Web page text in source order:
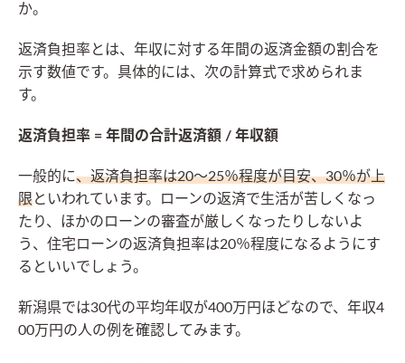
か。
返済負担率とは、年収に対する年間の返済金額の割合を
示す数値です。具体的には、次の計算式で求められま
す。
返済負担率 = 年間の合計返済額 / 年収額
一般的に、返済負担率は20～25％程度が目安、30％が上
限といわれています。ローンの返済で生活が苦しくなっ
たり、ほかのローンの審査が厳しくなったりしないよ
う、住宅ローンの返済負担率は20％程度になるようにす
るといいでしょう。
新潟県では30代の平均年収が400万円ほどなので、年収4
00万円の人の例を確認してみます。